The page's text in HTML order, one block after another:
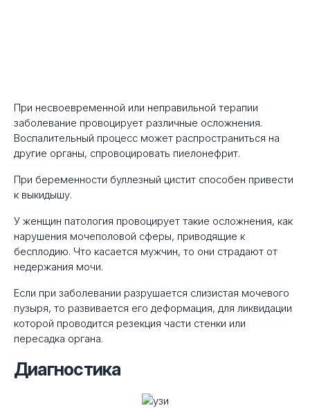
При несвоевременной или неправильной терапии
заболевание провоцирует различные осложнения.
Воспалительный процесс может распространиться на
другие органы, спровоцировать пиелонефрит.
При беременности буллезный цистит способен привести
к выкидышу.
У женщин патология провоцирует такие осложнения, как
нарушения мочеполовой сферы, приводящие к
бесплодию. Что касается мужчин, то они страдают от
недержания мочи.
Если при заболевании разрушается слизистая мочевого
пузыря, то развивается его деформация, для ликвидации
которой проводится резекция части стенки или
пересадка органа.
Диагностика